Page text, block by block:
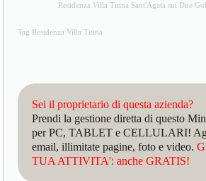
Residenza Villa Titina Sant'Agata sui Due
Tag Residenza Villa Titina
Sei il proprietario di questa azienda?
Prendi la gestione diretta di questo
per PC, TABLET e CELLULARI!
email, illimitate pagine, foto e video.
TUA ATTIVITA': anche GRATIS!